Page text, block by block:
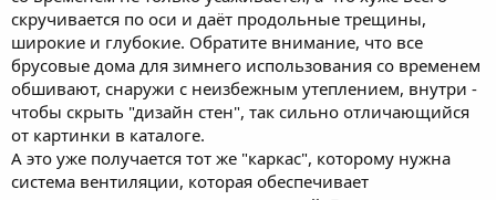
скручивается по оси и даёт продольные трещины,
широкие и глубокие. Обратите внимание, что все
брусовые дома для зимнего использования со временем
обшивают, снаружи с неизбежным утеплением, внутри -
чтобы скрыть "дизайн стен", так сильно отличающийся
от картинки в каталоге.
А это уже получается тот же "каркас", которому нужна
система вентиляции, которая обеспечивает